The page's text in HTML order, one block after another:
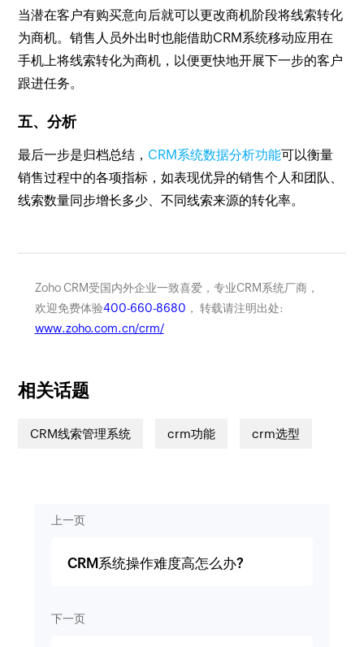
当潜在客户有购买意向后就可以更改商机阶段将线索转化
为商机。销售人员外出时也能借助CRM系统移动应用在
手机上将线索转化为商机，以便更快地开展下一步的客户
跟进任务。
五、分析
最后一步是归档总结， CRM系统数据分析功能可以衡量
销售过程中的各项指标，如表现优异的销售个人和团队、
线索数量同步增长多少、不同线索来源的转化率。
Zoho CRM受国内外企业一致喜爱，专业CRM系统厂商，
欢迎免费体验400-660-8680 ， 转载请注明出处:
www.zoho.com.cn/crm/
相关话题
CRM线索管理系统 crm功能 crm选型
上一页
CRM系统操作难度高怎么办?
下一页